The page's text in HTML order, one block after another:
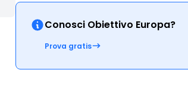
Conosci Obiettivo Europa?
Prova gratis